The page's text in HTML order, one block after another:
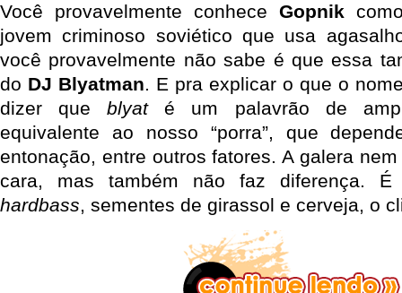
Você provavelmente conhece Gopnik
jovem criminoso soviético que usa
você provavelmente não sabe é que essa
do DJ Blyatman. E pra explicar o que o
dizer queblyaté um palavrão de
equivalente ao nosso “porra”, que
entonação, entre outros fatores. A galera
cara, mas também não faz diferença. É
hardbass, sementes de girassol e cerveja, o